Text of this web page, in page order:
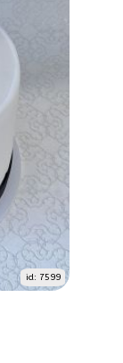
id: 7599